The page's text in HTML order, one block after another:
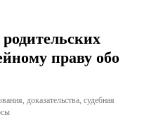
праву обо
доказательства, судебная